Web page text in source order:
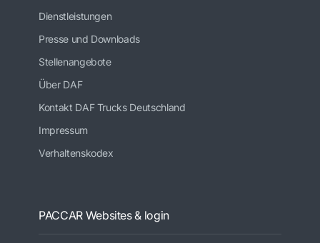
Dienstleistungen
Presse und Downloads
Stellenangebote
Über DAF
Kontakt DAF Trucks Deutschland
Impressum
Verhaltenskodex
PACCAR Websites & login